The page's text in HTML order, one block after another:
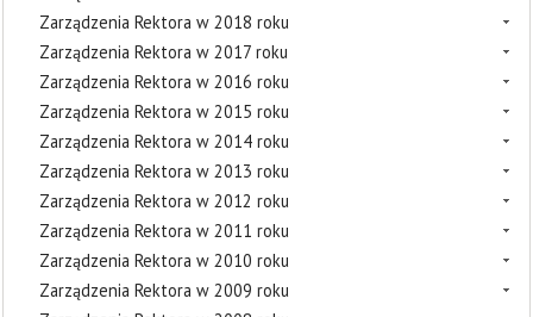
Zarządzenia Rektora w 2018 roku
Zarządzenia Rektora w 2017 roku
Zarządzenia Rektora w 2016 roku
Zarządzenia Rektora w 2015 roku
Zarządzenia Rektora w 2014 roku
Zarządzenia Rektora w 2013 roku
Zarządzenia Rektora w 2012 roku
Zarządzenia Rektora w 2011 roku
Zarządzenia Rektora w 2010 roku
Zarządzenia Rektora w 2009 roku